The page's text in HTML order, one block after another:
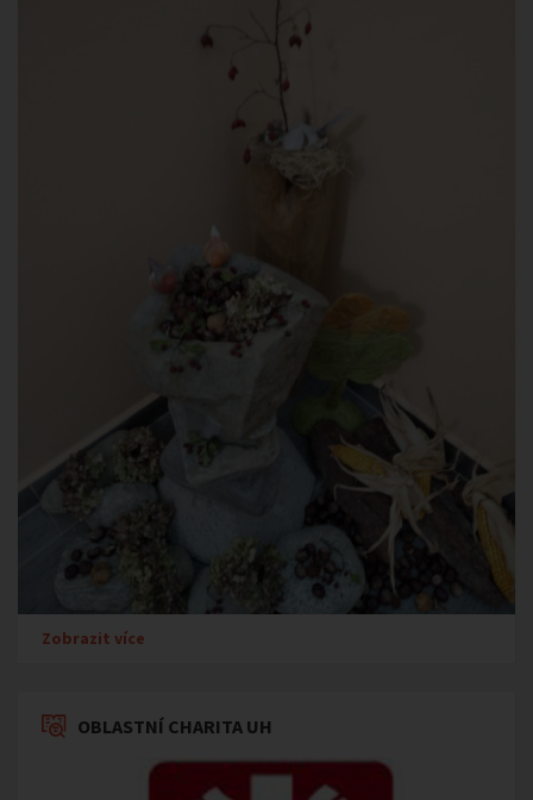
Zobrazit více
OBLASTNÍ CHARITA UH